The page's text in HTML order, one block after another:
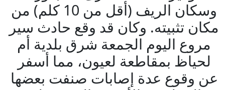
وسكان الريف (أقل من 10 كلم) من
مكان تثبيته. وكان قد وقع حادث سير
مروع اليوم الجمعة شرق بلدية أم
لحياظ بمقاطعة لعيون، مما أسفر
عن وقوع عدة إصابات صنفت بعضها